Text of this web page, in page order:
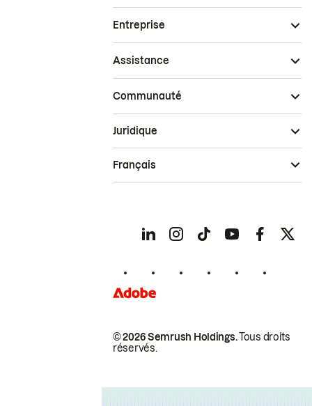
Entreprise
Assistance
Communauté
© 2026 Semrush Holdings.Tous droits
réservés.
Juridique
Français